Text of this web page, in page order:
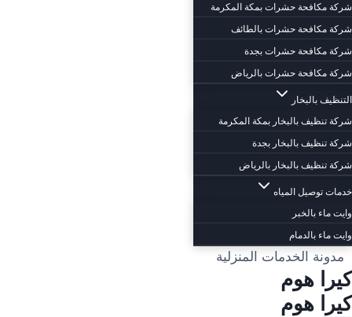
شركة مكافحة حشرات بمكة المكرمة
شركة مكافحة حشرات بالطائف
شركة مكافحة حشرات بجدة
شركة مكافحة حشرات بالرياض
التنظيف بالبخار
شركة تنظيف بالبخار بمكة المكرمة
شركة تنظيف بالبخار بجدة
شركة تنظيف بالبخار بالرياض
خدمات توصيل المياه
وايت ماء بالخبر
وايت ماء بالدمام
مدونة الخدمات المنزلية
كيرا هوم
كيرا هوم